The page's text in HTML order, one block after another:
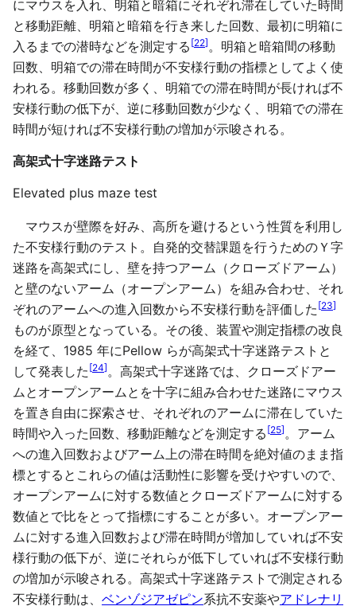
にマウスを入れ、明箱と暗箱にそれぞれ滞在していた時間
と移動距離、明箱と暗箱を行き来した回数、最初に明箱に
入るまでの潜時などを測定する [22] 。明箱と暗箱間の移動
回数、明箱での滞在時間が不安様行動の指標としてよく使
われる。移動回数が多く、明箱での滞在時間が長ければ不
安様行動の低下が、逆に移動回数が少なく、明箱での滞在
時間が短ければ不安様行動の増加が示唆される。
高架式十字迷路テスト
Elevated plus maze test
マウスが壁際を好み、高所を避けるという性質を利用し
た不安様行動のテスト。自発的交替課題を行うためのＹ字
迷路を高架式にし、壁を持つアーム（クローズドアーム）
と壁のないアーム（オープンアーム）を組み合わせ、それ
ぞれのアームへの進入回数から不安様行動を評価した [23]
ものが原型となっている。その後、装置や測定指標の改良
を経て、1985 年にPellow らが高架式十字迷路テストと
して発表した [24] 。高架式十字迷路では、クローズドアー
ムとオープンアームとを十字に組み合わせた迷路にマウス
を置き自由に探索させ、それぞれのアームに滞在していた
時間や入った回数、移動距離などを測定する [25] 。アーム
への進入回数およびアーム上の滞在時間を絶対値のまま指
標とするとこれらの値は活動性に影響を受けやすいので、
オープンアームに対する数値とクローズドアームに対する
数値とで比をとって指標にすることが多い。オープンアー
ムに対する進入回数および滞在時間が増加していれば不安
様行動の低下が、逆にそれらが低下していれば不安様行動
の増加が示唆される。高架式十字迷路テストで測定される
不安様行動は、 ベンゾジアゼピン系抗不安薬やアドレナリ